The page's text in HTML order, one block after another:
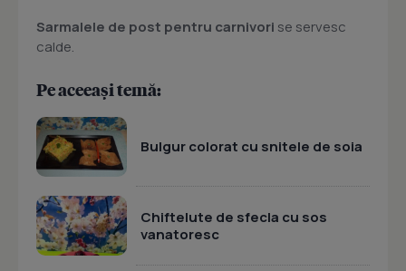
Sarmalele de post pentru carnivori se servesc
calde.
Pe aceeași temă:
Bulgur colorat cu snitele de soia
Chiftelute de sfecla cu sos
vanatoresc